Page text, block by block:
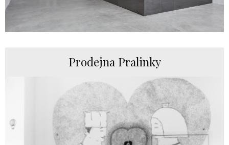
Prodejna Pralinky